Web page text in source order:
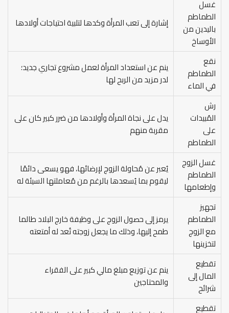
غسل
الطماطم
باليدين من
الأوساخ
إشارة إلى تعب المرأة وكدها لتلبية احتياجات أولادها
نقع
الطماطم
في الماء
ينم عن استعداد المرأة لعمل مشروع تجاري جديد؛
لدر مزيد من الربح لها
رش
المُبيدات
على
الطماطم
يدل على نجاة المرأة وأولادها من ضرر كبير كان على
مقربة منهم
غسل الزوج
الطماطم
وإطعامها
يُعبر عن مُحاولة الزوج لإرضائها، فهو يسعى دائمًا
ليقوم بما يُسعدها بالرغم من مُعاملتها السيئة له
تجهيز
الطماطم
مع الزوج
لتخزينها
يرمز إلى حصول الزوج على وظيفة خارج البلاد طالما
طمح إليها، وذلك ما يجعل زوجته تُعد له أمتعته
تقطيع
المال إلى
شرائح
ينم عن توزيع مبلغ مالي كبير على الفقراء
والمحتاجين
تقطيع